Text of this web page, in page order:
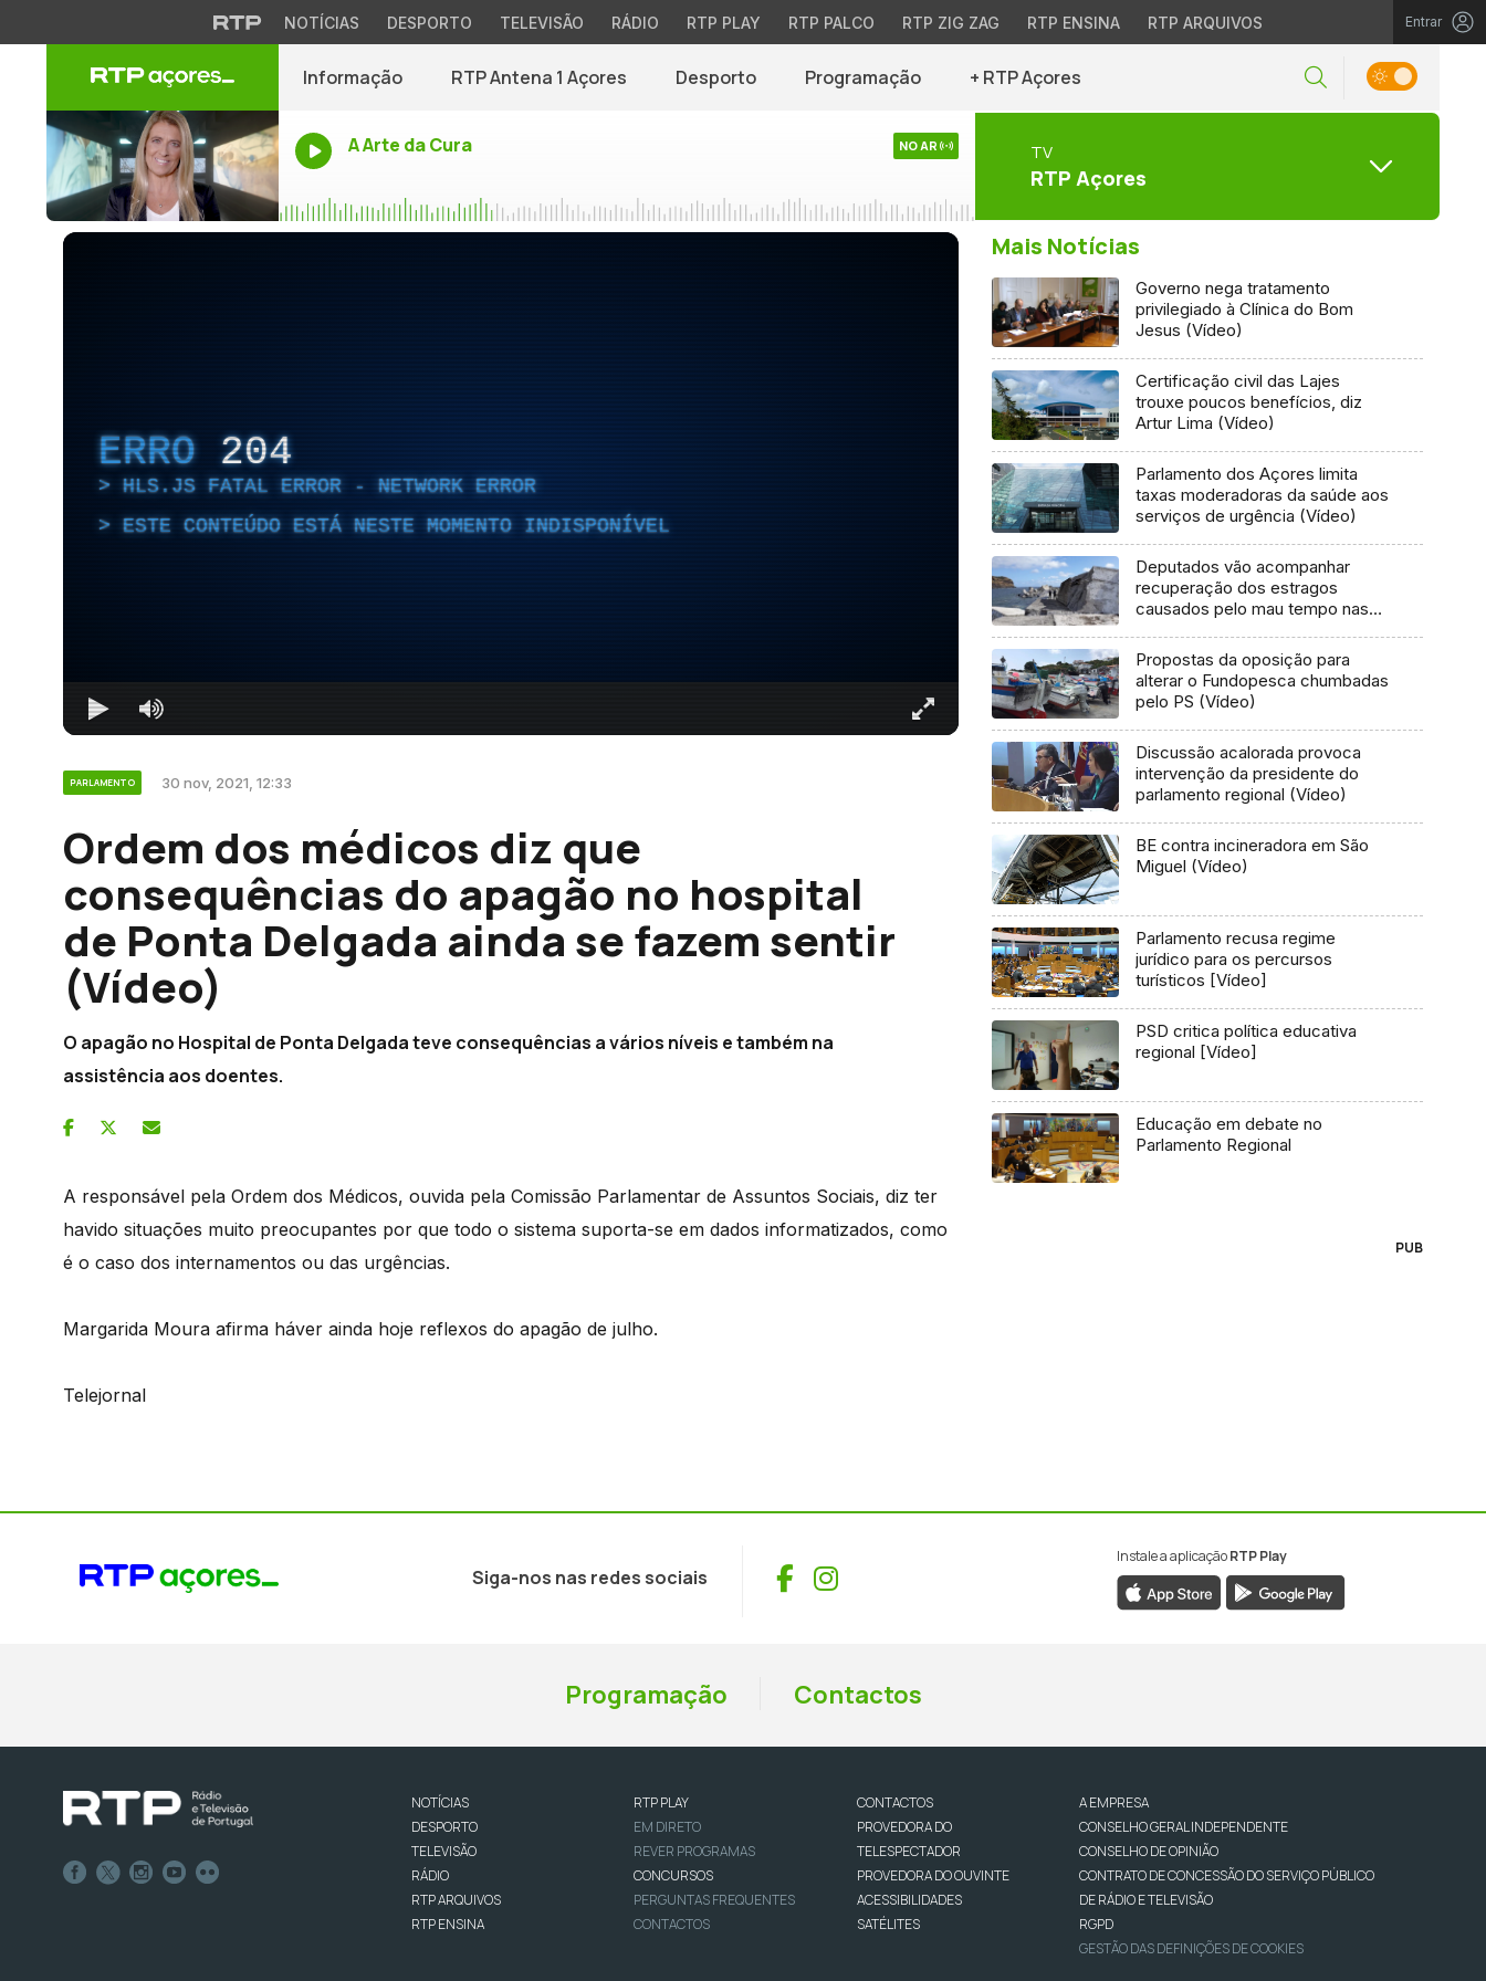
NOTÍCIAS DESPORTO TELEVISÃO RÁDIO RTP PLAY RTP PALCO RTP ZIG ZAG RTP ENSINA RTP ARQUIVOS Entrar
Informação RTP Antena 1 Açores Desporto Programação + RTP Açores
A Arte da Cura NO AR TV
RTP Açores
ERRO 204
HLS.JS FATAL ERROR - NETWORK ERROR
ESTE CONTEÚDO ESTÁ NESTE MOMENTO INDISPONÍVEL
PARLAMENTO 30 nov, 2021, 12:33
Ordem dos médicos diz que
consequências do apagão no hospital
de Ponta Delgada ainda se fazem sentir
(Vídeo)
O apagão no Hospital de Ponta Delgada teve consequências a vários níveis e também na
assistência aos doentes.
A responsável pela Ordem dos Médicos, ouvida pela Comissão Parlamentar de Assuntos Sociais, diz ter
havido situações muito preocupantes por que todo o sistema suporta-se em dados informatizados, como
é o caso dos internamentos ou das urgências.
Margarida Moura afirma háver ainda hoje reflexos do apagão de julho.
Telejornal
Mais Notícias
Governo nega tratamento
privilegiado à Clínica do Bom
Jesus (Vídeo)
Certificação civil das Lajes
trouxe poucos benefícios, diz
Artur Lima (Vídeo)
Parlamento dos Açores limita
taxas moderadoras da saúde aos
serviços de urgência (Vídeo)
Deputados vão acompanhar
recuperação dos estragos
causados pelo mau tempo nas
Propostas da oposição para
alterar o Fundopesca chumbadas
pelo PS (Vídeo)
Discussão acalorada provoca
intervenção da presidente do
parlamento regional (Vídeo)
BE contra incineradora em São
Miguel (Vídeo)
Parlamento recusa regime
jurídico para os percursos
turísticos [Vídeo]
PSD critica política educativa
regional [Vídeo]
Educação em debate no
Parlamento Regional
PUB
Siga-nos nas redes sociais Facebook
Instagram
Instale a aplicaçãoRTP Play
Programação Contactos
NOTÍCIAS
DESPORTO
TELEVISÃO
RÁDIO
RTP ARQUIVOS
RTP ENSINA
RTP PLAY
EM DIRETO
REVER PROGRAMAS
CONCURSOS
PERGUNTAS FREQUENTES
CONTACTOS
CONTACTOS
PROVEDORA DO
TELESPECTADOR
PROVEDORA DO OUVINTE
ACESSIBILIDADES
SATÉLITES
A EMPRESA
CONSELHO GERAL INDEPENDENTE
CONSELHO DE OPINIÃO
CONTRATO DE CONCESSÃO DO SERVIÇO PÚBLICO
DE RÁDIO E TELEVISÃO
RGPD
GESTÃO DAS DEFINIÇÕES DE COOKIES